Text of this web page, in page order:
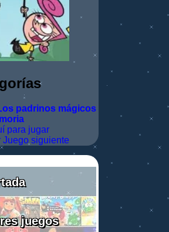
padrinos mágicos
para jugar
Juego siguiente
juegos